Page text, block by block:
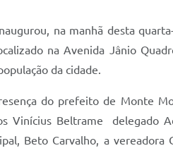
na manhã desta
na Avenida Jânio
da cidade.
do prefeito de Monte
Vinícius Beltrame delegado
Beto Carvalho, a